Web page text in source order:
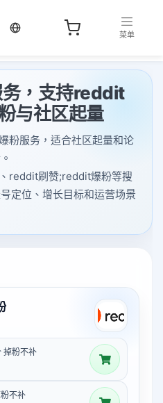
当前语言：繁体
菜单
，支持reddit
与社区起量
粉服务，适合社区起量和论
reddit刷赞;reddit爆粉等搜
定位、增长目标和运营场景
掉粉不补
不补